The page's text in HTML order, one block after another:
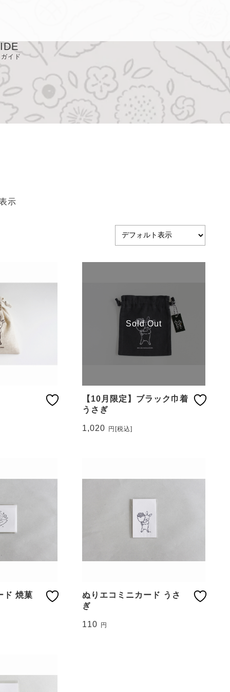
イド
扱い店
示
Sold Out
【10月限定】ブラック巾着
うさぎ
1,020 円[税込]
ド 焼菓
ぬりエコミニカード うさ
ぎ
110 円